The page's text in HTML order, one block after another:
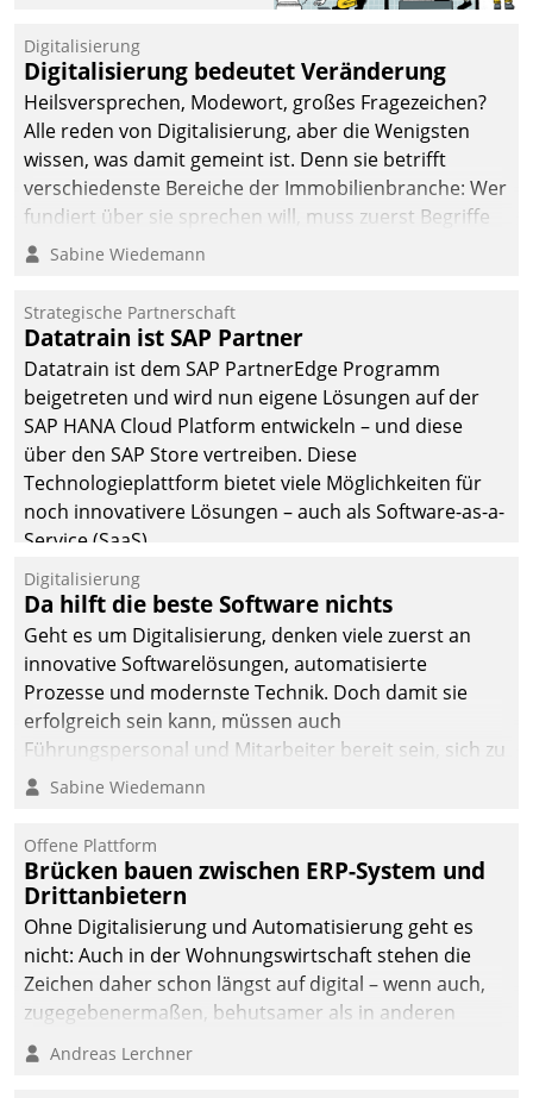
Jahresbeginn eine
Überblick, Einsicht und
Eingriff bietende Lösung.
Zur Entwicklung setzte
man auf
Cloudtechnologie,
bewährte und Startup-
agile Projektmethoden.
Digitalisierung
Digitalisierung bedeutet Veränderung
Heilsversprechen, Modewort, großes Fragezeichen?
Alle reden von Digitalisierung, aber die Wenigsten
wissen, was damit gemeint ist. Denn sie betrifft
verschiedenste Bereiche der Immobilienbranche: Wer
fundiert über sie sprechen will, muss zuerst Begriffe
klären. Ein Aspekt ist die betriebliche Optimierung:
Einsparungen durch optimierte und automatisierte
Prozesse. Doch man darf nicht zu viel erwarten: Allein
mit der Einführung einer neuen Software ist es nicht
getan. Die Digitalisierung erfordert von Unternehmen
die Bereitschaft, sich zu überprüfen, zu hinterfragen
und zu verändern.
Sabine Wiedemann
Strategische Partnerschaft
Datatrain ist SAP Partner
Datatrain ist dem SAP PartnerEdge Programm
beigetreten und wird nun eigene Lösungen auf der
SAP HANA Cloud Platform entwickeln – und diese
über den SAP Store vertreiben. Diese
Technologieplattform bietet viele Möglichkeiten für
noch innovativere Lösungen – auch als Software-as-a-
Service (SaaS).
Digitalisierung
Da hilft die beste Software nichts
Geht es um Digitalisierung, denken viele zuerst an
innovative Softwarelösungen, automatisierte
Prozesse und modernste Technik. Doch damit sie
erfolgreich sein kann, müssen auch
Führungspersonal und Mitarbeiter bereit sein, sich zu
verändern und anzupassen, sonst werden sie an ihr
Sabine Wiedemann
Offene Plattform
Brücken bauen zwischen ERP-System und
Drittanbietern
Ohne Digitalisierung und Automatisierung geht es
nicht: Auch in der Wohnungswirtschaft stehen die
Zeichen daher schon längst auf digital – wenn auch,
zugegebenermaßen, behutsamer als in anderen
Branchen.
Andreas Lerchner